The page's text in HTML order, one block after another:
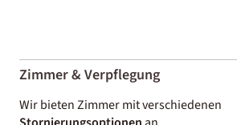
01-02
Zimmer & Verpflegung
Wir bieten Zimmer mit verschiedenen